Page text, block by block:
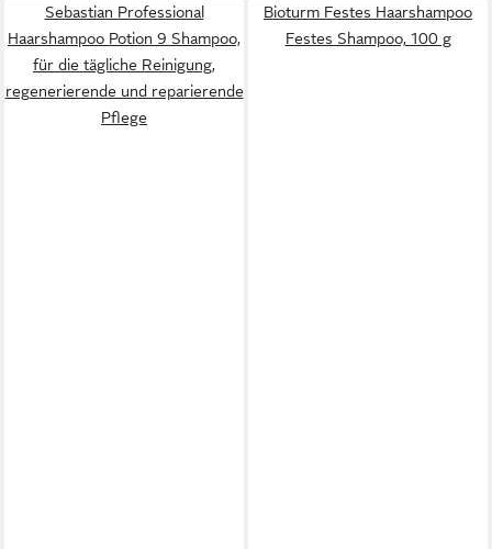
Sebastian Professional
Haarshampoo Potion 9 Shampoo,
für die tägliche Reinigung,
regenerierende und reparierende
Pflege
Bioturm Festes Haarshampoo
Festes Shampoo, 100 g